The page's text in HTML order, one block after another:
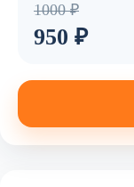
1000 ₽
950 ₽